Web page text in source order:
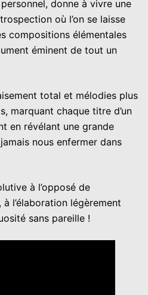
donne à vivre une
où l’on se laisse
compositions élémentales
éminent de tout un
total et mélodies plus
marquant chaque titre d’un
en révélant une grande
nous enfermer dans
à l’opposé de
, à l’élaboration légèrement
sans pareille !